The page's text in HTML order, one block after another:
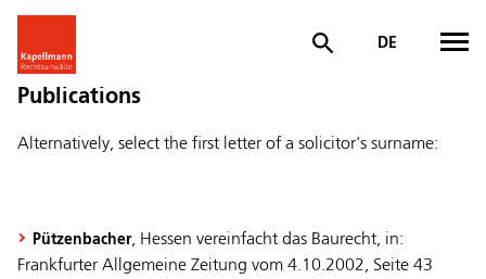
DE
Publications
Alternatively, select the first letter of a solicitor's surname:
Pützenbacher, Hessen vereinfacht das Baurecht, in:
Frankfurter Allgemeine Zeitung vom 4.10.2002, Seite 43